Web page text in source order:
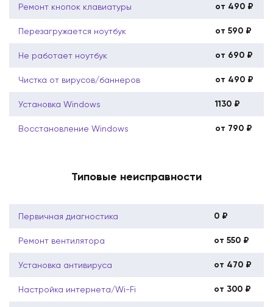
Ремонт кнопок клавиатуры от 490 ₽
Перезагружается ноутбук от 590 ₽
Не работает ноутбук от 690 ₽
Чистка от вирусов/баннеров от 490 ₽
Установка Windows 1130 ₽
Восстановление Windows от 790 ₽
Типовые неисправности
Первичная диагностика 0 ₽
Ремонт вентилятора от 550 ₽
Установка антивируса от 470 ₽
Настройка интернета/Wi-Fi от 300 ₽